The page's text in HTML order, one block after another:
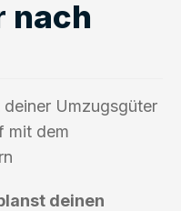
nach
Umzugsgüter
mit dem
deinen